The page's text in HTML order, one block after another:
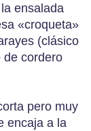
ensalada
«croqueta»
(clásico
de cordero
pero muy
encaja a la